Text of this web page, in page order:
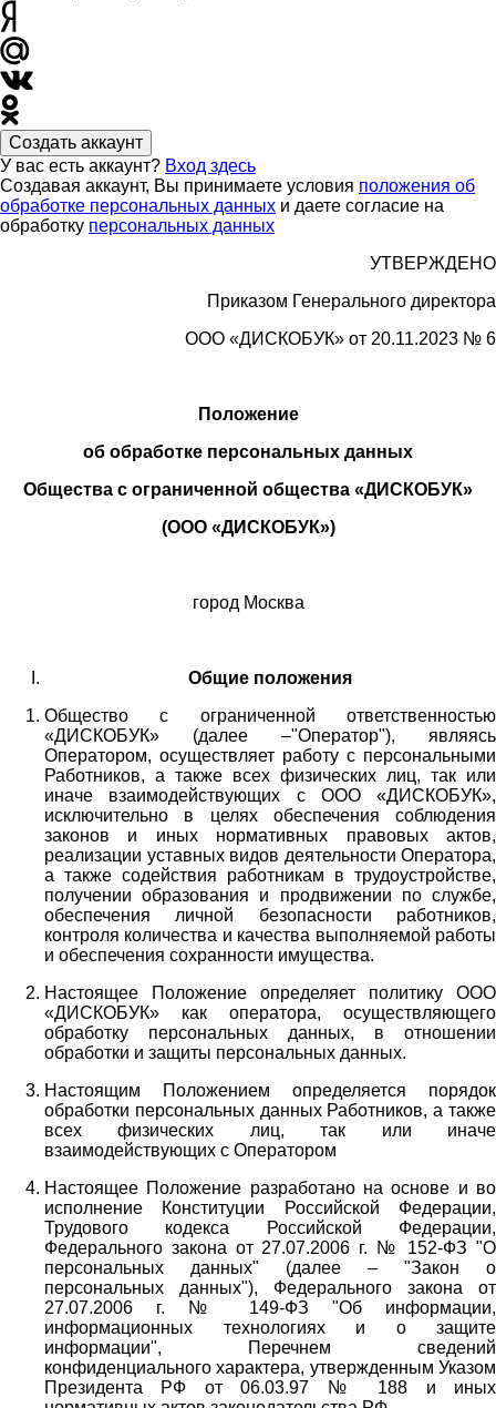
Создать аккаунт
У вас есть аккаунт? Вход здесь
Создавая аккаунт, Вы принимаете условия положения об
обработке персональных данных и даете согласие на
обработку персональных данных
УТВЕРЖДЕНО
Приказом Генерального директора
ООО «ДИСКОБУК» от 20.11.2023 № 6
Положение
об обработке персональных данных
Общества с ограниченной общества «ДИСКОБУК»
(ООО «ДИСКОБУК»)
город Москва
Общие положения
Общество с ограниченной ответственностью
«ДИСКОБУК» (далее –"Оператор"), являясь
Оператором, осуществляет работу с персональными
Работников, а также всех физических лиц, так или
иначе взаимодействующих с ООО «ДИСКОБУК»,
исключительно в целях обеспечения соблюдения
законов и иных нормативных правовых актов,
реализации уставных видов деятельности Оператора,
а также содействия работникам в трудоустройстве,
получении образования и продвижении по службе,
обеспечения личной безопасности работников,
контроля количества и качества выполняемой работы
и обеспечения сохранности имущества.
Настоящее Положение определяет политику ООО
«ДИСКОБУК» как оператора, осуществляющего
обработку персональных данных, в отношении
обработки и защиты персональных данных.
Настоящим Положением определяется порядок
обработки персональных данных Работников, а также
всех физических лиц, так или иначе
взаимодействующих с Оператором
Настоящее Положение разработано на основе и во
исполнение Конституции Российской Федерации,
Трудового кодекса Российской Федерации,
Федерального закона от 27.07.2006 г. № 152-ФЗ "О
персональных данных" (далее – "Закон о
персональных данных"), Федерального закона от
27.07.2006 г. № 149-ФЗ "Об информации,
информационных технологиях и о защите
информации", Перечнем сведений
конфиденциального характера, утвержденным Указом
Президента РФ от 06.03.97 № 188 и иных